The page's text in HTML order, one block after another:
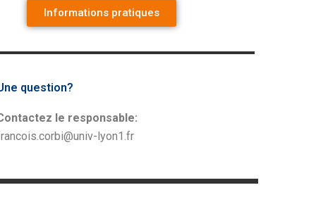
Informations pratiques
question?
le responsable:
lyon1.fr